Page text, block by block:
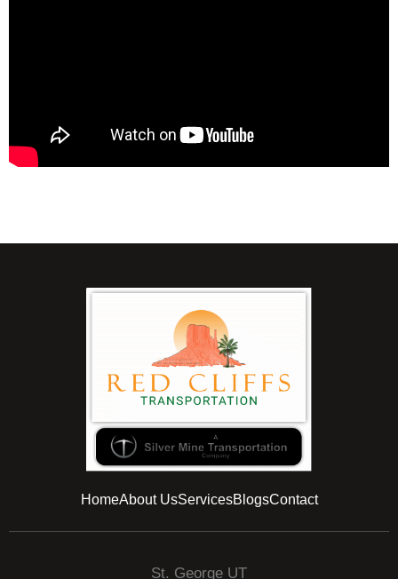
HomeAbout UsServicesBlogsContact
St. George UT